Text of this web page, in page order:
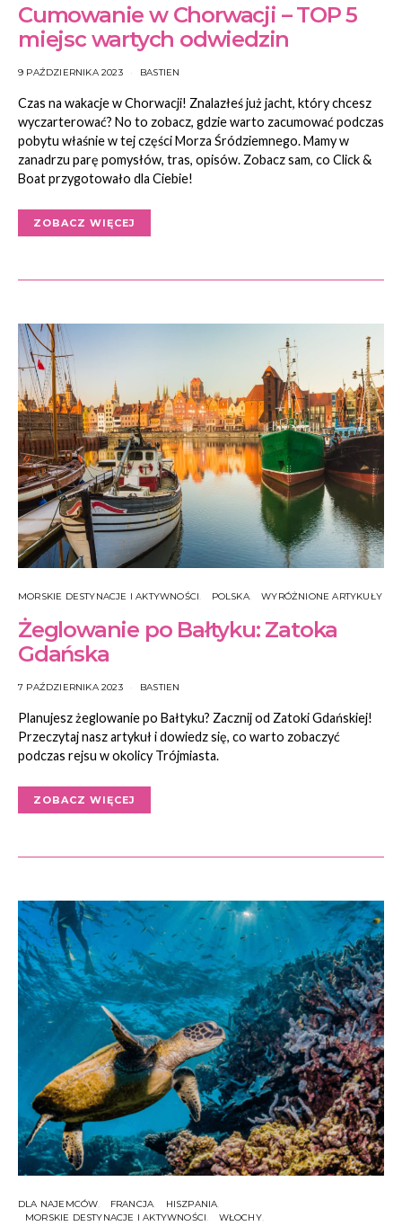
Cumowanie w Chorwacji – TOP 5
miejsc wartych odwiedzin
9 PAŹDZIERNIKA 2023 BASTIEN
Czas na wakacje w Chorwacji! Znalazłeś już jacht, który chcesz
wyczarterować? No to zobacz, gdzie warto zacumować podczas
pobytu właśnie w tej części Morza Śródziemnego. Mamy w
zanadrzu parę pomysłów, tras, opisów. Zobacz sam, co Click &
Boat przygotowało dla Ciebie!
ZOBACZ WIĘCEJ
MORSKIE DESTYNACJE I AKTYWNOŚCI POLSKA WYRÓŻNIONE ARTYKUŁY
Żeglowanie po Bałtyku: Zatoka
Gdańska
7 PAŹDZIERNIKA 2023 BASTIEN
Planujesz żeglowanie po Bałtyku? Zacznij od Zatoki Gdańskiej!
Przeczytaj nasz artykuł i dowiedz się, co warto zobaczyć
podczas rejsu w okolicy Trójmiasta.
ZOBACZ WIĘCEJ
DLA NAJEMCÓW FRANCJA
HISZPANIA
MORSKIE DESTYNACJE I AKTYWNOŚCI
WŁOCHY